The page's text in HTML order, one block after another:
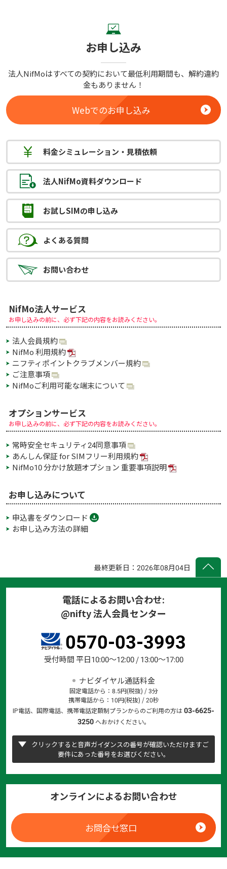
お申し込み
法人NifMoはすべての契約において最低利用期間も、解約違約
金もありません！
Webでのお申し込み
料金シミュレーション ・見積依頼
法人NifMo資料ダウンロード
お試しSIMの申し込み
よくある質問
お問い合わせ
NifMo法人サービス
お申し込みの前に、必ず下記の内容をお読みください。
法人会員規約
NifMo 利用規約
ニフティポイントクラブメンバー規約
ご注意事項
NifMoご利用可能な端末について
オプションサービス
お申し込みの前に、必ず下記の内容をお読みください。
常時安全セキュリティ24同意事項
あんしん保証 for SIMフリー利用規約
NifMo10 分かけ放題オプション 重要事項説明
お申し込みについて
申込書をダウンロード
お申し込み方法の詳細
最終更新日：2026年08月04日
電話によるお問い合わせ:
@nifty 法人会員センター
0570-03-3993
受付時間 平日10:00～12:00 / 13:00～17:00
ナビダイヤル通話料金
固定電話から：8.5円(税抜) / 3分
携帯電話から：10円(税抜) / 20秒
IP電話、国際電話、携帯電話定額制プランからのご利用の方は03-6625-
3250へおかけください。
クリックすると音声ガイダンスの番号が確認いただけますご
要件にあった番号をお選びください。
オンラインによるお問い合わせ
お問合せ窓口